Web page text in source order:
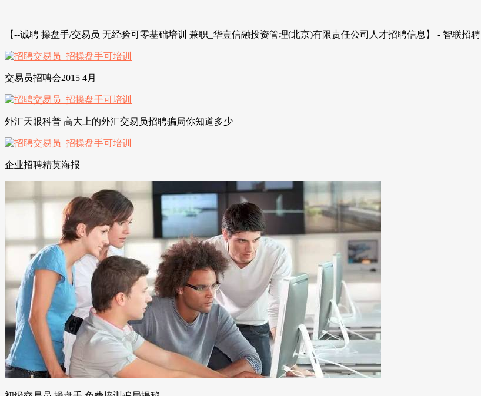
【--诚聘 操盘手/交易员 无经验可零基础培训 兼职_华壹信融投资管理(北京)有限责任公司人才招聘信息】 - 智联招聘
交易员招聘会2015 4月
外汇天眼科普 高大上的外汇交易员招聘骗局你知道多少
企业招聘精英海报